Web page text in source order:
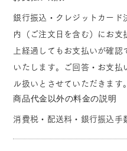
銀行振込・クレジットカード
内（ご注文日を含む）にお支
上経過してもお支払いが確
いたします。ご回答・お支払
ル扱いとさせていただきます。
商品代金以外の料金の説明
消費税・配送料・銀行振込手